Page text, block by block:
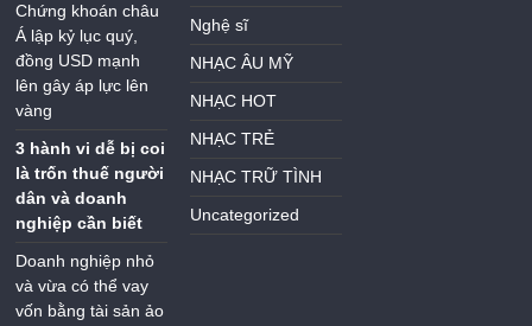
Chứng khoán châu
Á lập kỷ lục quý,
đồng USD mạnh
lên gây áp lực lên
vàng
3 hành vi dễ bị coi
là trốn thuế người
dân và doanh
nghiệp cần biết
Doanh nghiệp nhỏ
và vừa có thể vay
vốn bằng tài sản ảo
Nghệ sĩ
NHẠC ÂU MỸ
NHẠC HOT
NHẠC TRẺ
NHẠC TRỮ TÌNH
Uncategorized